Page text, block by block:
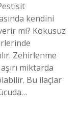
kendini
mi? Kokusuz
Zehirlenme
miktarda
Bu ilaçlar